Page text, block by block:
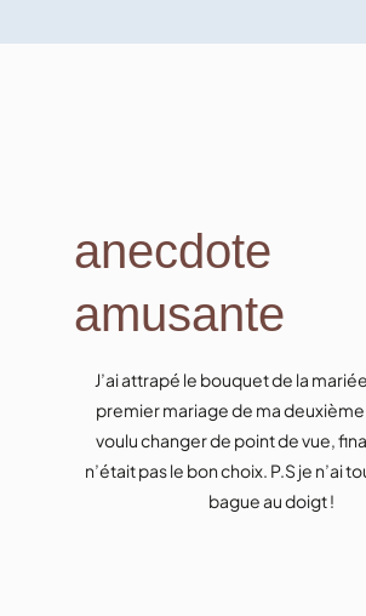
anecdote
amusante
J’ai attrapé le bouquet de la
premier mariage de ma deuxième
voulu changer de point de vue,
n’était pas le bon choix. P.S je n’ai
bague au doigt !